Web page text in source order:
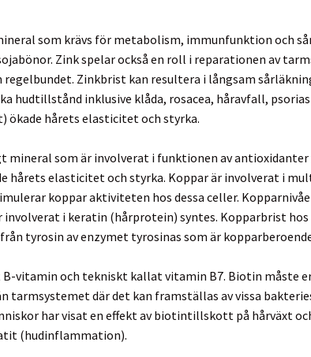
som krävs för metabolism, immunfunktion och
Zink spelar också en roll i reparationen av
Zinkbrist kan resultera i långsam
inklusive klåda, rosacea, håravfall,
ökade hårets elasticitet och styrka.
mineral som är involverat i funktionen av
hårets elasticitet och styrka. Koppar är involverat i
koppar aktiviteten hos dessa celler.
involverat i keratin (hårprotein) syntes. Kopparbrist
tyrosin av enzymet tyrosinas som är
vitamin och tekniskt kallat vitamin B7. Biotin måste
tarmsystemet där det kan framställas av vissa
har visat en effekt av biotintillskott på hårväxt
(hudinflammation).